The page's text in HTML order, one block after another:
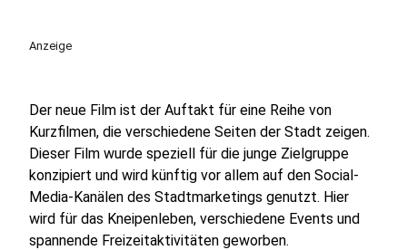
Anzeige
Der neue Film ist der Auftakt für eine Reihe von
Kurzfilmen, die verschiedene Seiten der Stadt zeigen.
Dieser Film wurde speziell für die junge Zielgruppe
konzipiert und wird künftig vor allem auf den Social-
Media-Kanälen des Stadtmarketings genutzt. Hier
wird für das Kneipenleben, verschiedene Events und
spannende Freizeitaktivitäten geworben.